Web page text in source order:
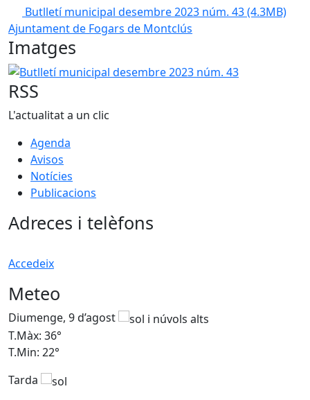
Butlletí municipal desembre 2023 núm. 43(4.3MB)
Ajuntament de Fogars de Montclús
Imatges
Butlletí municipal desembre 2023 núm. 43
RSS
L'actualitat a un clic
Agenda
Avisos
Notícies
Publicacions
Adreces i telèfons
Accedeix
Meteo
Diumenge, 9 d’agost
T.Màx: 36°
T.Min: 22°
Tarda